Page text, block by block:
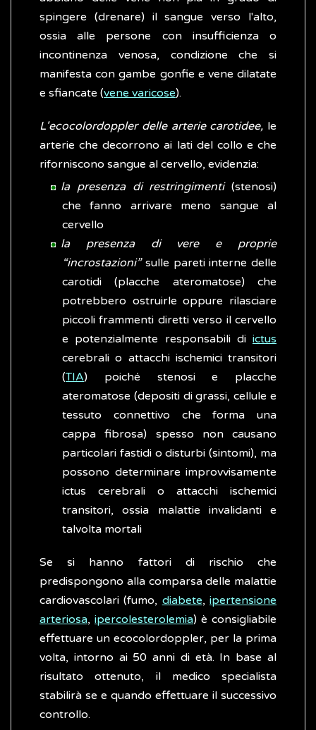
spingere (drenare) il sangue verso l'alto,
ossia alle persone con insufficienza o
incontinenza venosa, condizione che si
manifesta con gambe gonfie e vene dilatate
e sfiancate (vene varicose).
L'ecocolordoppler delle arterie carotidee, le
arterie che decorrono ai lati del collo e che
riforniscono sangue al cervello, evidenzia:
la presenza di restringimenti(stenosi)
che fanno arrivare meno sangue al
cervello
la presenza di vere e proprie
“incrostazioni”sulle pareti interne delle
carotidi (placche ateromatose) che
potrebbero ostruirle oppure rilasciare
piccoli frammenti diretti verso il cervello
e potenzialmente responsabili di ictus
cerebrali o attacchi ischemici transitori
(TIA) poiché stenosi e placche
ateromatose (depositi di grassi, cellule e
tessuto connettivo che forma una
cappa fibrosa) spesso non causano
particolari fastidi o disturbi (sintomi), ma
possono determinare improvvisamente
ictus cerebrali o attacchi ischemici
transitori, ossia malattie invalidanti e
talvolta mortali
Se si hanno fattori di rischio che
predispongono alla comparsa delle malattie
cardiovascolari (fumo, diabete,ipertensione
arteriosa, ipercolesterolemia) è consigliabile
effettuare un ecocolordoppler, per la prima
volta, intorno ai 50 anni di età. In base al
risultato ottenuto, il medico specialista
stabilirà se e quando effettuare il successivo
controllo.